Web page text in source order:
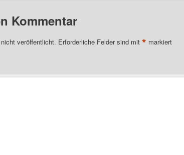
Kommentar
veröffentlicht. Erforderliche Felder sind mit * markiert